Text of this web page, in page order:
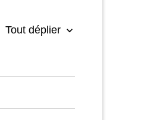
Tout déplier keyboard_arrow_down